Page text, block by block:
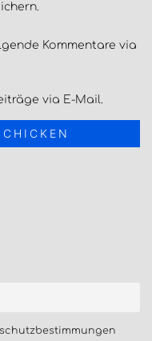
Kommentare via
via E-Mail.